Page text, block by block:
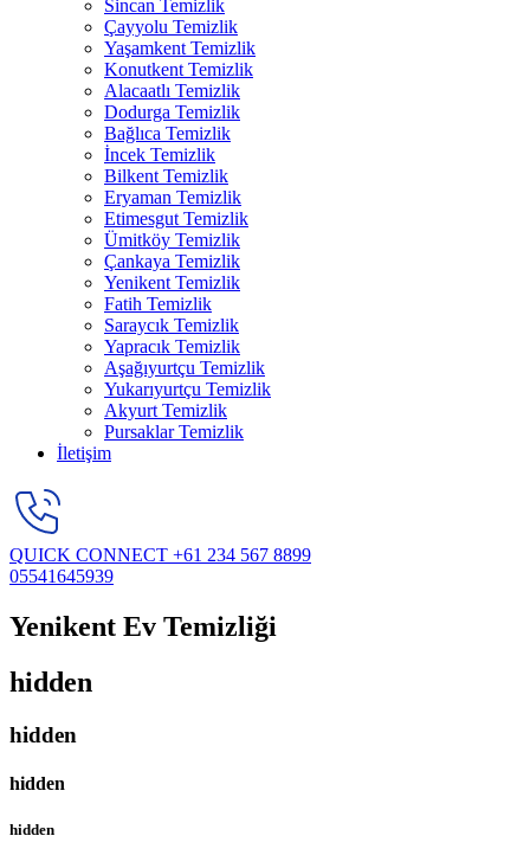
Sincan Temizlik
Çayyolu Temizlik
Yaşamkent Temizlik
Konutkent Temizlik
Alacaatlı Temizlik
Dodurga Temizlik
Bağlıca Temizlik
İncek Temizlik
Bilkent Temizlik
Eryaman Temizlik
Etimesgut Temizlik
Ümitköy Temizlik
Çankaya Temizlik
Yenikent Temizlik
Fatih Temizlik
Saraycık Temizlik
Yapracık Temizlik
Aşağıyurtçu Temizlik
Yukarıyurtçu Temizlik
Akyurt Temizlik
Pursaklar Temizlik
İletişim
QUICK CONNECT +61 234 567 8899
05541645939
Yenikent Ev Temizliği
hidden
hidden
hidden
hidden